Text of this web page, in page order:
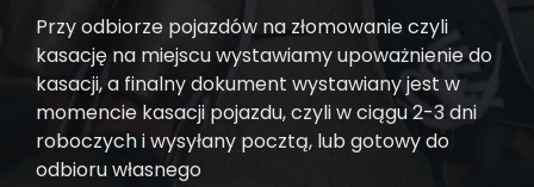
Przy odbiorze pojazdów na złomowanie czyli
kasację na miejscu wystawiamy upoważnienie do
kasacji, a finalny dokument wystawiany jest w
momencie kasacji pojazdu, czyli w ciągu 2-3 dni
roboczych i wysyłany pocztą, lub gotowy do
odbioru własnego